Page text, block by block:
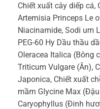
Chiết xuất cây diếp cá,
Artemisia Princeps Le
Niacinamide, Sodi urn
PEG-60 Hy Dầu thầu
Oleracea Italica (Bông
Triticum Vulgare (Ăn),
Japonica, Chiết xuất
mầm Glycine Max
Caryophyllus (Đinh